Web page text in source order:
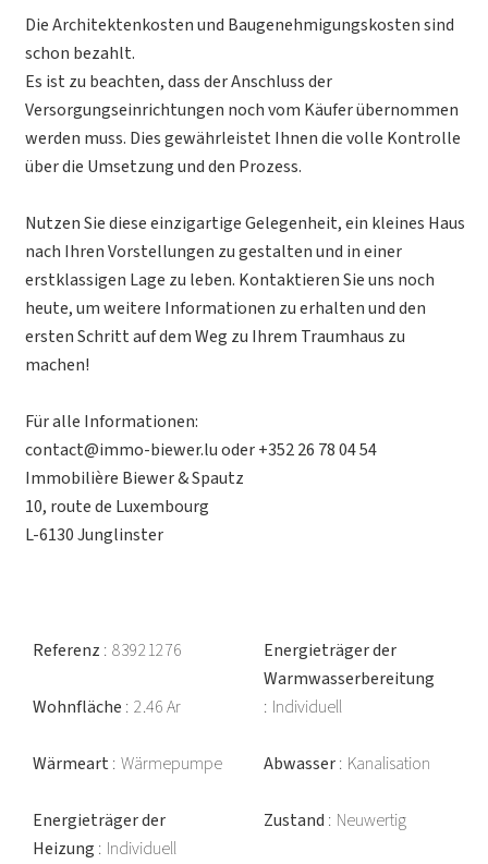
Die Architektenkosten und Baugenehmigungskosten sind
schon bezahlt.
Es ist zu beachten, dass der Anschluss der
Versorgungseinrichtungen noch vom Käufer übernommen
werden muss. Dies gewährleistet Ihnen die volle Kontrolle
über die Umsetzung und den Prozess.
Nutzen Sie diese einzigartige Gelegenheit, ein kleines Haus
nach Ihren Vorstellungen zu gestalten und in einer
erstklassigen Lage zu leben. Kontaktieren Sie uns noch
heute, um weitere Informationen zu erhalten und den
ersten Schritt auf dem Weg zu Ihrem Traumhaus zu
machen!
Für alle Informationen:
contact@immo-biewer.lu oder +352 26 78 04 54
Immobilière Biewer & Spautz
10, route de Luxembourg
L-6130 Junglinster
Referenz 83921276
Wohnfläche 2.46 Ar
Wärmeart Wärmepumpe
Energieträger der
Heizung Individuell
Energieträger der
Warmwasserbereitung
Individuell
Abwasser Kanalisation
Zustand Neuwertig